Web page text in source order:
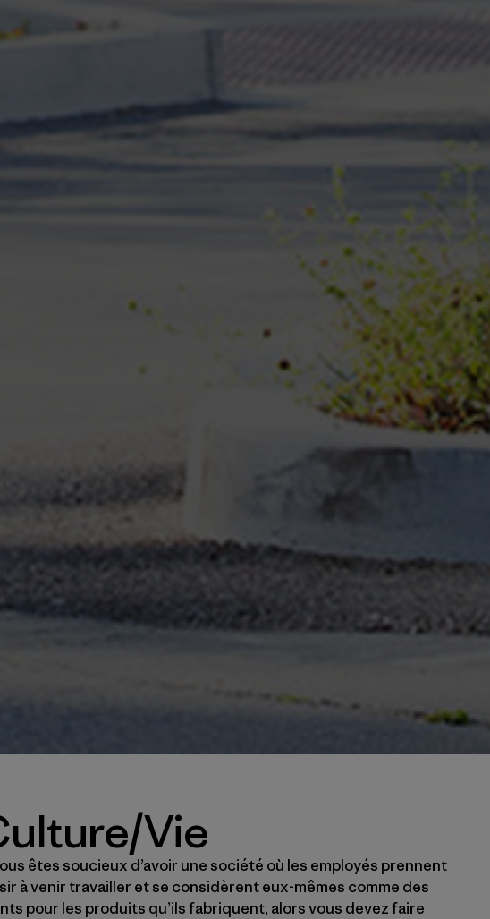
Vie
êtes soucieux d’avoir une société où les employés prennent
à venir travailler et se considèrent eux-mêmes comme des
pour les produits qu’ils fabriquent, alors vous devez faire